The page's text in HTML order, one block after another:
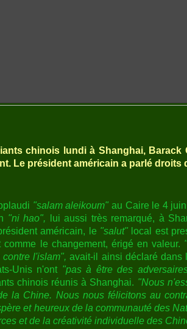
chinois lundi à Shanghai, Barack
Le président américain a parlé droits
"salam aleikoum" au Caire le 4
"ni hao", lui aussi très remarqué, à
américain, le "salut" local est
comme le changement, érigé en valeur.
l'islam", avait-il ainsi déclaré dans
Unis n'ont "pas à être des
chinois réunis à Shanghai. "Nous
la Chine. Nous nous félicitons au
et heureux de la communauté des
et de la créativité individuelle des